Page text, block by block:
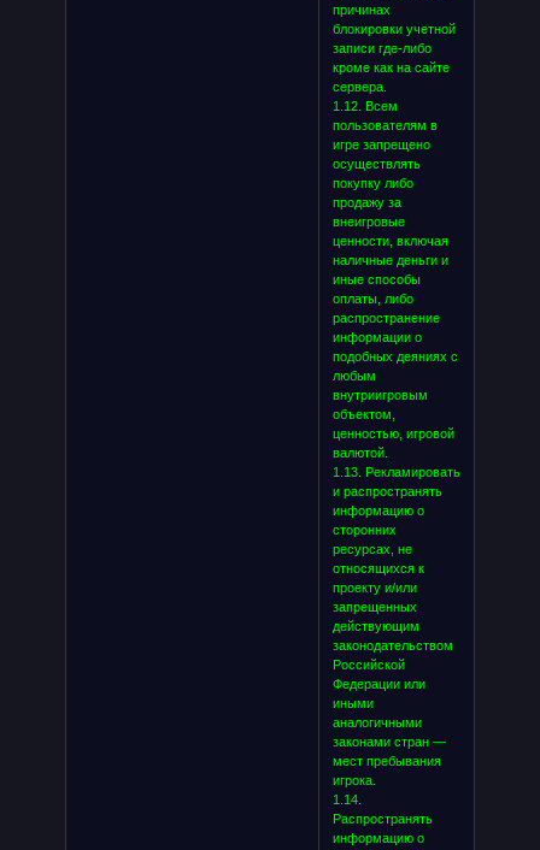
причинах
блокировки учетной
записи где-либо
кроме как на сайте
сервера.
1.12. Всем
пользователям в
игре запрещено
осуществлять
покупку либо
продажу за
внеигровые
ценности, включая
наличные деньги и
иные способы
оплаты, либо
распространение
информации о
подобных деяниях с
любым
внутриигровым
объектом,
ценностью, игровой
валютой.
1.13. Рекламировать
и распространять
информацию о
сторонних
ресурсах, не
относящихся к
проекту и/или
запрещенных
действующим
законодательством
Российской
Федерации или
иными
аналогичными
законами стран —
мест пребывания
игрока.
1.14.
Распространять
информацию о